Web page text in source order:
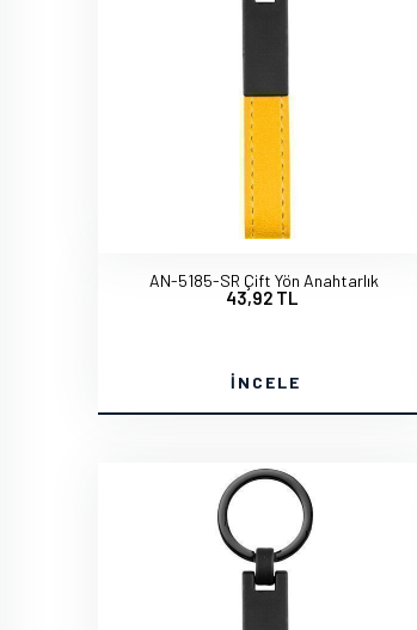
AN-5185-SR Çift Yön Anahtarlık
43,92 TL
İNCELE